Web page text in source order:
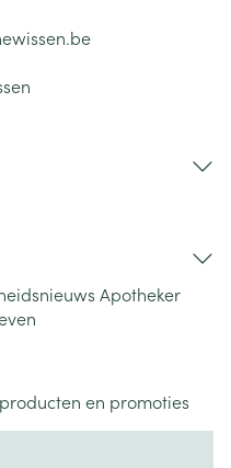
Apotheker
en promoties